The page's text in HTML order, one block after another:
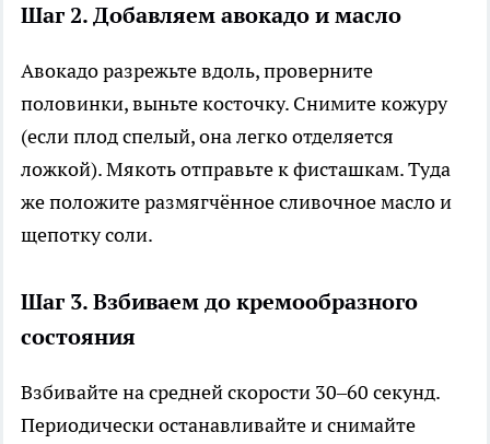
Шаг 2. Добавляем авокадо и масло
Авокадо разрежьте вдоль, проверните
половинки, выньте косточку. Снимите кожуру
(если плод спелый, она легко отделяется
ложкой). Мякоть отправьте к фисташкам. Туда
же положите размягчённое сливочное масло и
щепотку соли.
Шаг 3. Взбиваем до кремообразного
состояния
Взбивайте на средней скорости 30–60 секунд.
Периодически останавливайте и снимайте